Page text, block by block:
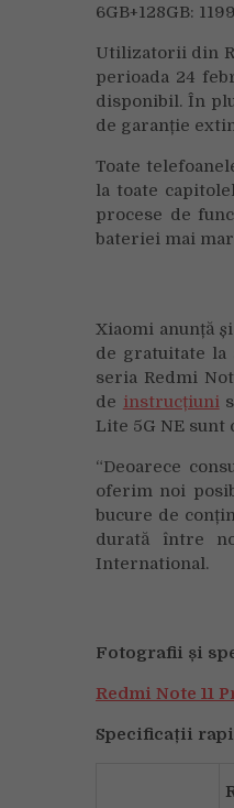
6GB+128GB:
Utilizatorii din
perioada 24
disponibil. În
de garanție
Toate
la toate
procese de
bateriei mai
Xiaomi anunță
de gratuitate la
seria Redmi
de instrucțiuni
Lite 5G NE
“Deoarece
oferim noi
bucure de
durată între
International.
Fotografii și
Redmi Note 11
Specificații